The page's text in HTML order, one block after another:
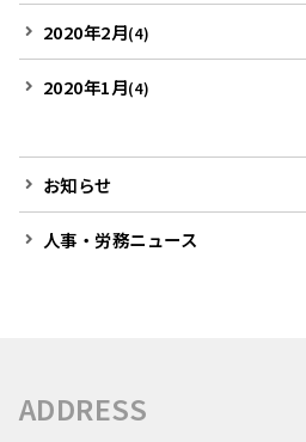
2020年2月(4)
2020年1月(4)
お知らせ
人事・労務ニュース
ADDRESS